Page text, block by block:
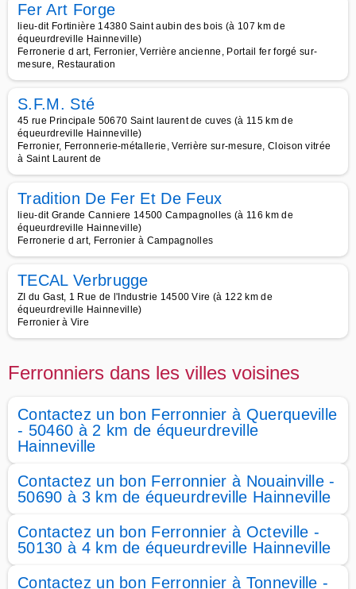
Fer Art Forge
lieu-dit Fortinière 14380 Saint aubin des bois (à 107 km de
équeurdreville Hainneville)
Ferronerie d art, Ferronier, Verrière ancienne, Portail fer forgé sur-
mesure, Restauration
S.F.M. Sté
45 rue Principale 50670 Saint laurent de cuves (à 115 km de
équeurdreville Hainneville)
Ferronier, Ferronnerie-métallerie, Verrière sur-mesure, Cloison vitrée
à Saint Laurent de
Tradition De Fer Et De Feux
lieu-dit Grande Canniere 14500 Campagnolles (à 116 km de
équeurdreville Hainneville)
Ferronerie d art, Ferronier à Campagnolles
TECAL Verbrugge
ZI du Gast, 1 Rue de l'Industrie 14500 Vire (à 122 km de
équeurdreville Hainneville)
Ferronier à Vire
Ferronniers dans les villes voisines
Contactez un bon Ferronnier à Querqueville
- 50460 à 2 km de équeurdreville
Hainneville
Contactez un bon Ferronnier à Nouainville -
50690 à 3 km de équeurdreville Hainneville
Contactez un bon Ferronnier à Octeville -
50130 à 4 km de équeurdreville Hainneville
Contactez un bon Ferronnier à Tonneville -